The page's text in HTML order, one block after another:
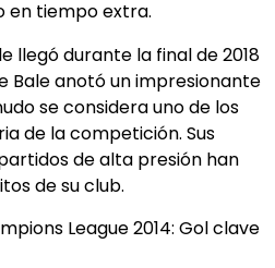
en tiempo extra.
llegó durante la final de 2018
Bale anotó un impresionante
se considera uno de los
de la competición. Sus
de alta presión han
de su club.
League 2014: Gol clave